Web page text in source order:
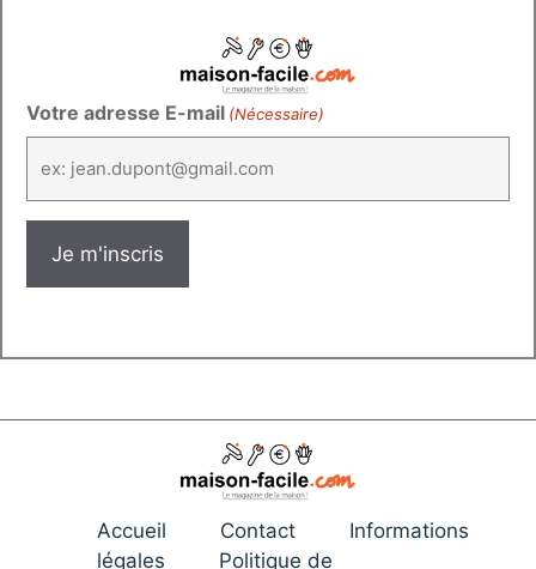
Votre adresse E-mail (Nécessaire)
Accueil Contact
Informations
légales
Politique de